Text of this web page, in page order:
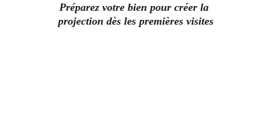
Préparez votre bien pour créer la
projection dès les premières visites